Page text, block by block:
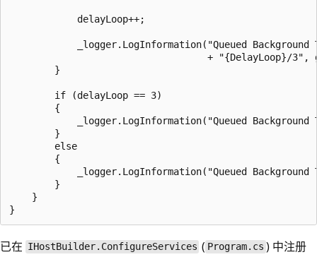
            delayLoop++;
_logger.LogInformation("Queued
+ "{DelayLoop}/3",
        }
        if (delayLoop == 3)
        {
_logger.LogInformation("Queued Background
        }
        else
        {
_logger.LogInformation("Queued Background
        }
    }
已在 IHostBuilder.ConfigureServices ( Program.cs ) 中注册